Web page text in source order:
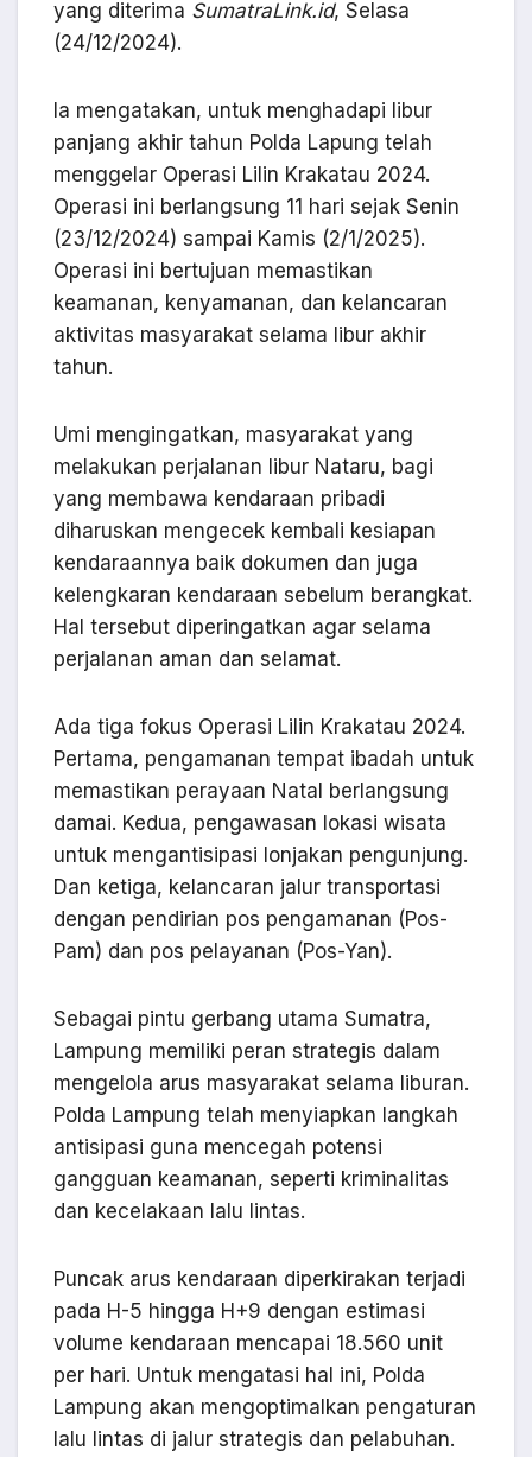
yang diterima SumatraLink.id, Selasa
(24/12/2024).
Ia mengatakan, untuk menghadapi libur
panjang akhir tahun Polda Lapung telah
menggelar Operasi Lilin Krakatau 2024.
Operasi ini berlangsung 11 hari sejak Senin
(23/12/2024) sampai Kamis (2/1/2025).
Operasi ini bertujuan memastikan
keamanan, kenyamanan, dan kelancaran
aktivitas masyarakat selama libur akhir
tahun.
Umi mengingatkan, masyarakat yang
melakukan perjalanan libur Nataru, bagi
yang membawa kendaraan pribadi
diharuskan mengecek kembali kesiapan
kendaraannya baik dokumen dan juga
kelengkaran kendaraan sebelum berangkat.
Hal tersebut diperingatkan agar selama
perjalanan aman dan selamat.
Ada tiga fokus Operasi Lilin Krakatau 2024.
Pertama, pengamanan tempat ibadah untuk
memastikan perayaan Natal berlangsung
damai. Kedua, pengawasan lokasi wisata
untuk mengantisipasi lonjakan pengunjung.
Dan ketiga, kelancaran jalur transportasi
dengan pendirian pos pengamanan (Pos-
Pam) dan pos pelayanan (Pos-Yan).
Sebagai pintu gerbang utama Sumatra,
Lampung memiliki peran strategis dalam
mengelola arus masyarakat selama liburan.
Polda Lampung telah menyiapkan langkah
antisipasi guna mencegah potensi
gangguan keamanan, seperti kriminalitas
dan kecelakaan lalu lintas.
Puncak arus kendaraan diperkirakan terjadi
pada H-5 hingga H+9 dengan estimasi
volume kendaraan mencapai 18.560 unit
per hari. Untuk mengatasi hal ini, Polda
Lampung akan mengoptimalkan pengaturan
lalu lintas di jalur strategis dan pelabuhan.